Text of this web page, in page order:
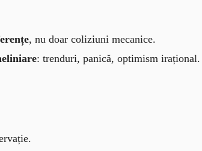
, nu doar coliziuni mecanice.
: trenduri, panică, optimism irațional.